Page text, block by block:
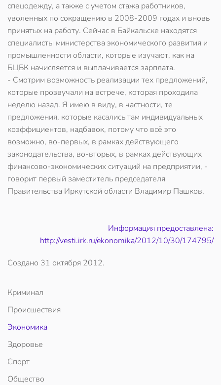
спецодежду, а также с учетом стажа работников,
уволенных по сокращению в 2008-2009 годах и вновь
принятых на работу. Сейчас в Байкальске находятся
специалисты министерства экономического развития и
промышленности области, которые изучают, как на
БЦБК начисляется и выплачивается зарплата.
- Смотрим возможность реализации тех предложений,
которые прозвучали на встрече, которая проходила
неделю назад. Я имею в виду, в частности, те
предложения, которые касались там индивидуальных
коэффициентов, надбавок, потому что всё это
возможно, во-первых, в рамках действующего
законодательства, во-вторых, в рамках действующих
финансово-экономических ситуаций на предприятии, -
говорит первый заместитель председателя
Правительства Иркутской области Владимир Пашков.
Информация предоставлена:
http://vesti.irk.ru/ekonomika/2012/10/30/174795/
Создано 31 октября 2012.
Криминал
Происшествия
Экономика
Здоровье
Спорт
Общество